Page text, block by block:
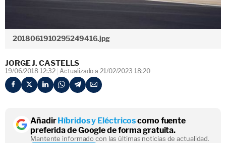
2018061910295249416.jpg
JORGE J. CASTELLS
19/06/2018 12:32 Actualizado a 21/02/2023 18:20
AñadirHíbridos y Eléctricoscomo fuente
preferida de Google de forma gratuita.
Mantente informado con las últimas noticias de actualidad.